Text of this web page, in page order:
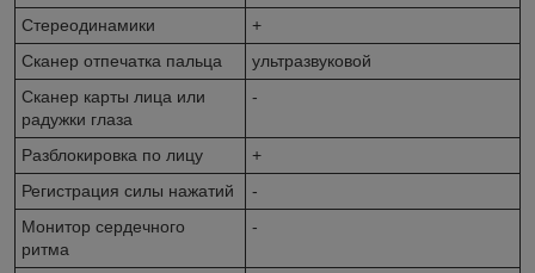
Стереодинамики
+
Сканер отпечатка пальца
ультразвуковой
Сканер карты лица или
радужки глаза
-
Разблокировка по лицу
+
Регистрация силы нажатий
-
Монитор сердечного
ритма
-